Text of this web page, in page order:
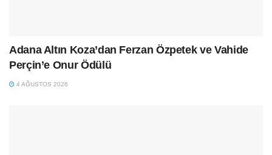
Adana Altın Koza’dan Ferzan Özpetek ve Vahide
Perçin’e Onur Ödülü
4 AĞUSTOS 2026